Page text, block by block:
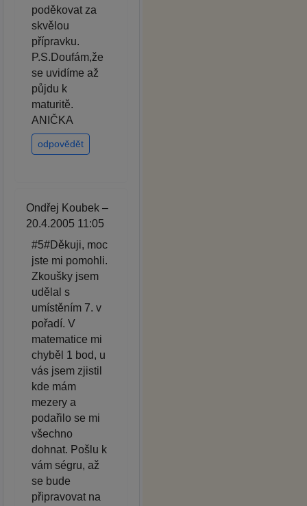
poděkovat za
skvělou
přípravku.
P.S.Doufám,že
se uvidíme až
půjdu k
maturitě.
ANIČKA
odpovědět
Ondřej Koubek –
20.4.2005 11:05
#5#Děkuji, moc
jste mi pomohli.
Zkoušky jsem
udělal s
umístěním 7. v
pořadí. V
matematice mi
chyběl 1 bod, u
vás jsem zjistil
kde mám
mezery a
podařilo se mi
všechno
dohnat. Pošlu k
vám ségru, až
se bude
připravovat na